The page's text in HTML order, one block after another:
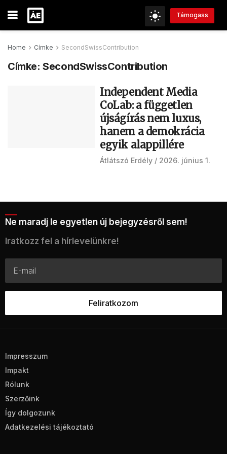
Támogass
Home Címke SecondSwissContribution
Címke:SecondSwissContribution
Independent Media
CoLab: a független
újságírás nem luxus,
hanem a demokrácia
egyik alappillére
Átlátszó Erdély 2026. június 1.
Ne maradj le egyetlen új bejegyzésről sem!
Iratkozz fel a hírlevelünkre!
Impresszum
Impakt
Rólunk
Szerzőink
Így dolgozunk
Adatkezelési tájékoztató